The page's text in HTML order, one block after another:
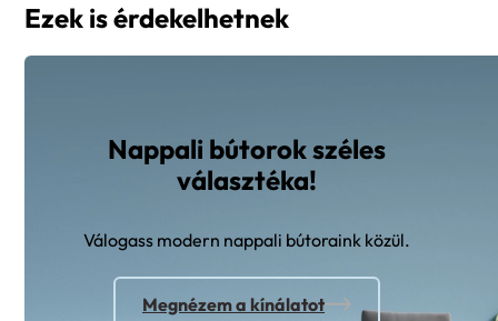
Ezek is érdekelhetnek
Nappali bútorok széles
választéka!
Válogass modern nappali bútoraink közül.
Megnézem a kínálatot